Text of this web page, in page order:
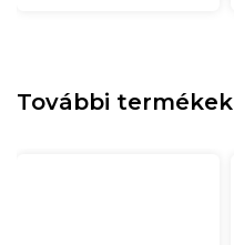
További termékek